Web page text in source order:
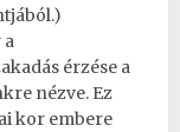
a
érzése a
nézve. Ez
kor embere